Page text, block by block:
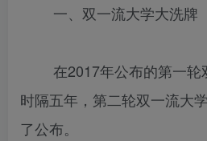
一、双一流大学大洗牌
在2017年公布的第一轮
时隔五年，第二轮双一流大
了公布。